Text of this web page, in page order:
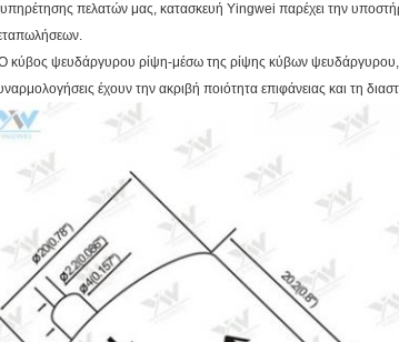
πελατών μας, κατασκευή Yingwei παρέχει την
κύβος ψευδάργυρου ρίψη-μέσω της ρίψης κύβων ψευδάργυρου,
έχουν την ακριβή ποιότητα επιφάνειας και τη